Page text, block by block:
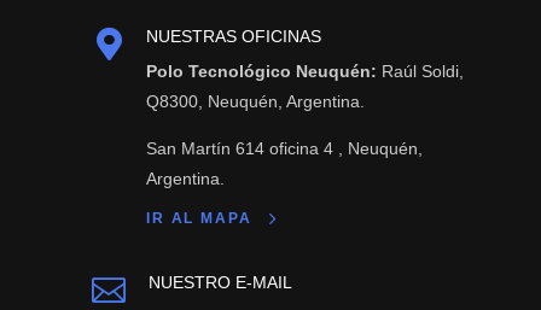

NUESTRAS OFICINAS
Polo Tecnológico Neuquén: Raúl Soldi,
Q8300, Neuquén, Argentina.
San Martín 614 oficina 4 , Neuquén,
Argentina.
IR AL MAPA

NUESTRO E-MAIL